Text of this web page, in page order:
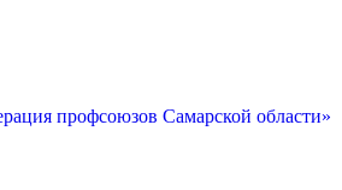
профсоюзов Самарской области»